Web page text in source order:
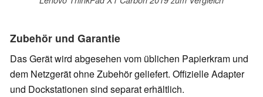
Zubehör und Garantie
Das Gerät wird abgesehen vom üblichen Papierkram und
dem Netzgerät ohne Zubehör geliefert. Offizielle Adapter
und Dockstationen sind separat erhältlich.